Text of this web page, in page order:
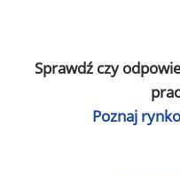
Sprawdź czy
Poznaj